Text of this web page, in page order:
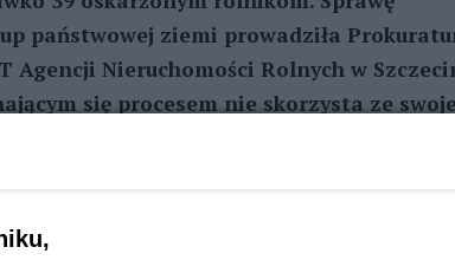
państwowej ziemi prowadziła
Nieruchomości Rolnych w
się procesem nie skorzysta ze
oskarżyciela posiłkowego.